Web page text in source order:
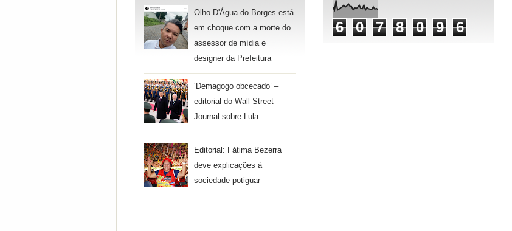
Olho D'Água do Borges está
em choque com a morte do
assessor de mídia e
designer da Prefeitura
‘Demagogo obcecado’ –
editorial do Wall Street
Journal sobre Lula
Editorial: Fátima Bezerra
deve explicações à
sociedade potiguar
6 0 7 8 0 9 6